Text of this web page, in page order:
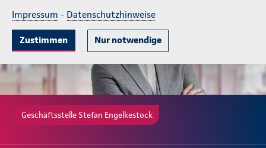
Impressum - Datenschutzhinweise
Zustimmen Nur notwendige
Geschäftsstelle Stefan Engelkestock